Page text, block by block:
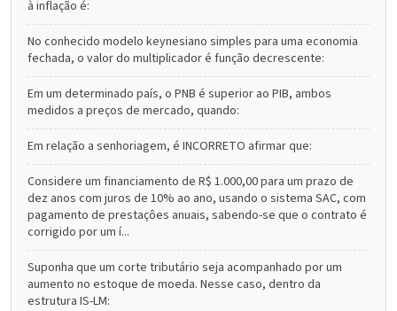
à inflação é:
No conhecido modelo keynesiano simples para uma economia
fechada, o valor do multiplicador é função decrescente:
Em um determinado país, o PNB é superior ao PIB, ambos
medidos a preços de mercado, quando:
Em relação a senhoriagem, é INCORRETO afirmar que:
Considere um financiamento de R$ 1.000,00 para um prazo de
dez anos com juros de 10% ao ano, usando o sistema SAC, com
pagamento de prestaçôes anuais, sabendo-se que o contrato é
corrigido por um í...
Suponha que um corte tributário seja acompanhado por um
aumento no estoque de moeda. Nesse caso, dentro da
estrutura IS-LM: